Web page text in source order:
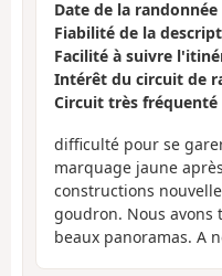
Date de la randonnée
Fiabilité de la
Facilité à suivre
Intérêt du circuit de
Circuit très fréquenté
difficulté pour se
marquage jaune
constructions
goudron. Nous avons
beaux panoramas. A